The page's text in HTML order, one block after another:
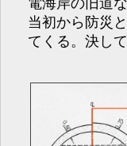
電海岸の旧道
当初から防災
てくる。決し